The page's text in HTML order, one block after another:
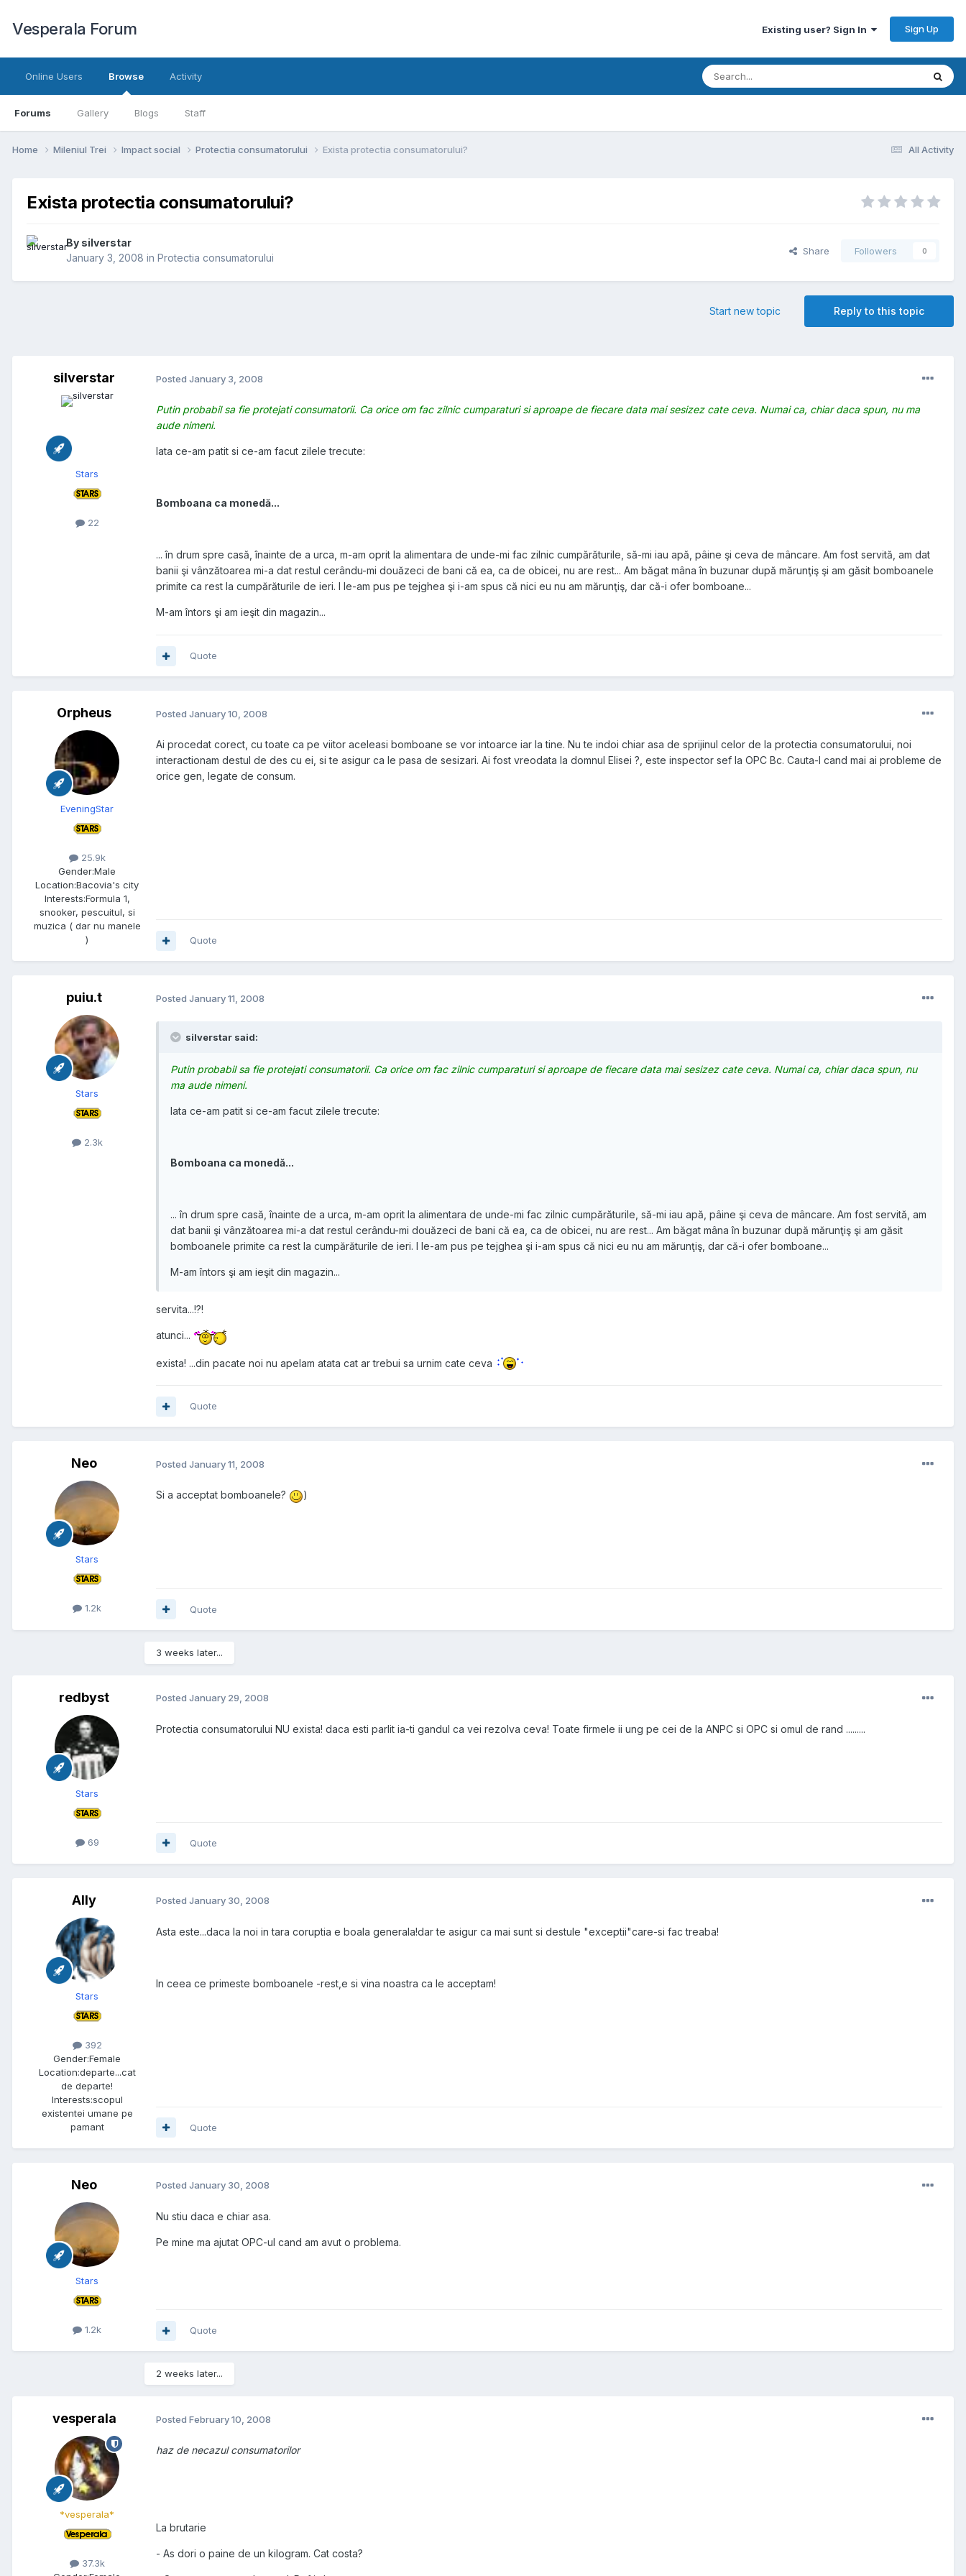
Vesperala Forum Existing user? Sign In Sign Up
Online Users Browse
Forums Gallery Blogs Staff
Activity
All Activity
Home Mileniul Trei Impact social Protectia consumatorului Exista protectia consumatorului?
Exista protectia consumatorului?
By silverstar
January 3, 2008 in Protectia consumatorului
Share Followers 0
Reply to this topic
Start new topic
silverstar
Stars
22
Posted January 3, 2008
Putin probabil sa fie protejati consumatorii. Ca orice om fac zilnic cumparaturi si aproape de fiecare data mai sesizez cate ceva. Numai ca, chiar daca spun, nu ma
aude nimeni.
Iata ce-am patit si ce-am facut zilele trecute:
Bomboana ca monedă...
... în drum spre casă, înainte de a urca, m-am oprit la alimentara de unde-mi fac zilnic cumpărăturile, să-mi iau apă, pâine şi ceva de mâncare. Am fost servită, am dat
banii şi vânzătoarea mi-a dat restul cerându-mi douăzeci de bani că ea, ca de obicei, nu are rest... Am băgat mâna în buzunar după mărunţiş şi am găsit bomboanele
primite ca rest la cumpărăturile de ieri. I le-am pus pe tejghea şi i-am spus că nici eu nu am mărunţiş, dar că-i ofer bomboane...
M-am întors şi am ieşit din magazin...
Quote
Orpheus
EveningStar
25.9k
Gender:Male
Location:Bacovia's city
Interests:Formula 1,
snooker, pescuitul, si
muzica ( dar nu manele
)
Posted January 10, 2008
Ai procedat corect, cu toate ca pe viitor aceleasi bomboane se vor intoarce iar la tine. Nu te indoi chiar asa de sprijinul celor de la protectia consumatorului, noi
interactionam destul de des cu ei, si te asigur ca le pasa de sesizari. Ai fost vreodata la domnul Elisei ?, este inspector sef la OPC Bc. Cauta-l cand mai ai probleme de
orice gen, legate de consum.
Quote
puiu.t
Stars
2.3k
Posted January 11, 2008
silverstar said:
Putin probabil sa fie protejati consumatorii. Ca orice om fac zilnic cumparaturi si aproape de fiecare data mai sesizez cate ceva. Numai ca, chiar daca spun, nu
ma aude nimeni.
Iata ce-am patit si ce-am facut zilele trecute:
Bomboana ca monedă...
... în drum spre casă, înainte de a urca, m-am oprit la alimentara de unde-mi fac zilnic cumpărăturile, să-mi iau apă, pâine şi ceva de mâncare. Am fost servită, am
dat banii şi vânzătoarea mi-a dat restul cerându-mi douăzeci de bani că ea, ca de obicei, nu are rest... Am băgat mâna în buzunar după mărunţiş şi am găsit
bomboanele primite ca rest la cumpărăturile de ieri. I le-am pus pe tejghea şi i-am spus că nici eu nu am mărunţiş, dar că-i ofer bomboane...
M-am întors şi am ieşit din magazin...
servita...!?!
atunci...
exista! ...din pacate noi nu apelam atata cat ar trebui sa urnim cate ceva
Quote
Neo
Stars
1.2k
Posted January 11, 2008
Si a acceptat bomboanele? )
Quote
3 weeks later...
redbyst
Stars
69
Posted January 29, 2008
Protectia consumatorului NU exista! daca esti parlit ia-ti gandul ca vei rezolva ceva! Toate firmele ii ung pe cei de la ANPC si OPC si omul de rand .........
Quote
Ally
Stars
392
Gender:Female
Location:departe...cat
de departe!
Interests:scopul
existentei umane pe
pamant
Posted January 30, 2008
Asta este...daca la noi in tara coruptia e boala generala!dar te asigur ca mai sunt si destule "exceptii"care-si fac treaba!
In ceea ce primeste bomboanele -rest,e si vina noastra ca le acceptam!
Quote
Neo
Stars
1.2k
Posted January 30, 2008
Nu stiu daca e chiar asa.
Pe mine ma ajutat OPC-ul cand am avut o problema.
Quote
2 weeks later...
vesperala
*vesperala*
37.3k
Posted February 10, 2008
haz de necazul consumatorilor
La brutarie
- As dori o paine de un kilogram. Cat costa?